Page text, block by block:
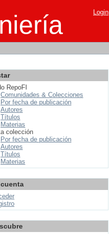
Login
RepoFI
Comunidades & Colecciones
Por fecha de publicación
Autores
Títulos
Materias
colección
Por fecha de publicación
Autores
Títulos
Materias